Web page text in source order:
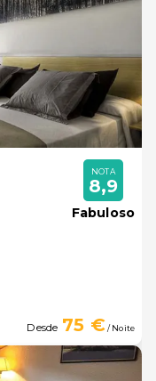
NOTA
8,9
Fabuloso
Desde 75 €/ Noite